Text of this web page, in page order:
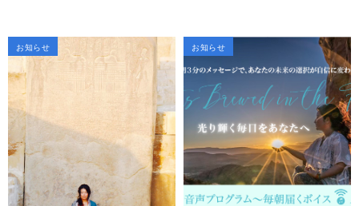
お知らせ お知らせ